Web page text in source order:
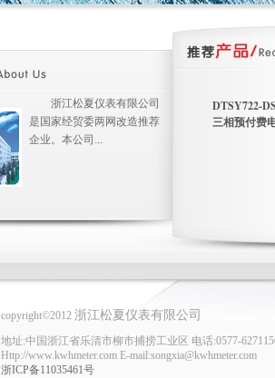
浙江松夏仪表有限公司
是国家经贸委两网改造推荐
企业。本公司...
DTSY722-
三相预付费
copyright©2012 浙江松夏仪表有限公司
地址:中国浙江省乐清市柳市捕捞工业区 电话:0577-
Http://www.kwhmeter.com E-mail:songxia@kwhmeter.com
浙ICP备11035461号